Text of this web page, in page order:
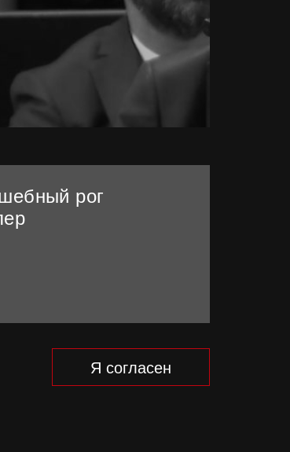
Я согласен
рог